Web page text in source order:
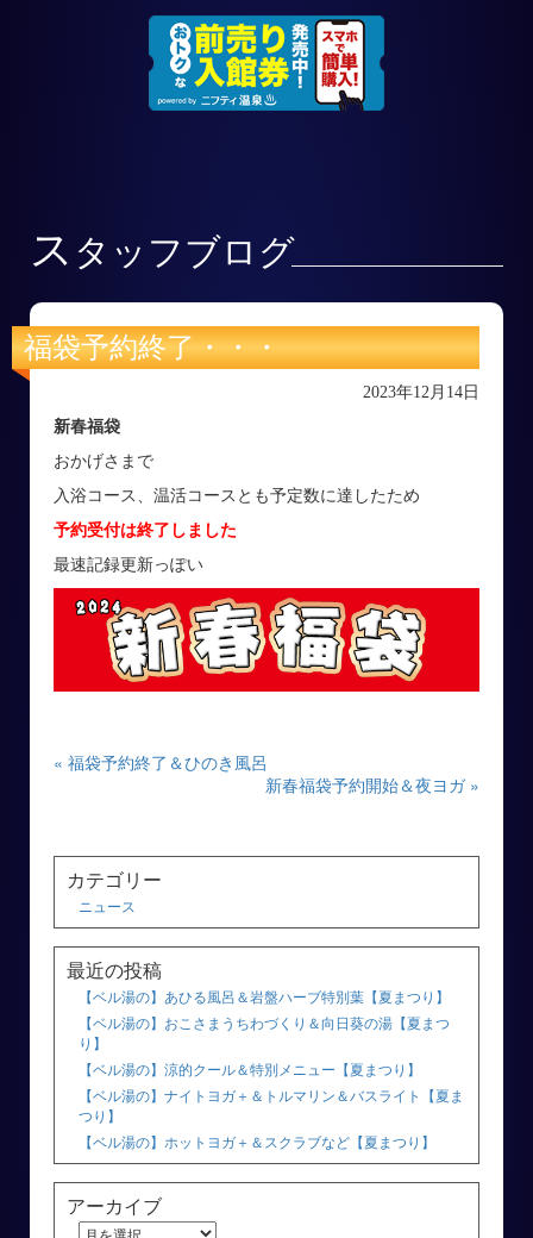
ス タッフブログ
福袋予約終了・・・
2023年12月14日
新春福袋
おかげさまで
入浴コース、温活コースとも予定数に達したため
予約受付は終了しました
最速記録更新っぽい
« 福袋予約終了＆ひのき風呂
新春福袋予約開始＆夜ヨガ »
カテゴリー
ニュース
最近の投稿
【ベル湯の】あひる風呂＆岩盤ハーブ特別葉【夏まつり】
【ベル湯の】おこさまうちわづくり＆向日葵の湯【夏まつ
り】
【ベル湯の】涼的クール＆特別メニュー【夏まつり】
【ベル湯の】ナイトヨガ＋＆トルマリン＆バスライト【夏ま
つり】
【ベル湯の】ホットヨガ＋＆スクラブなど【夏まつり】
アーカイブ